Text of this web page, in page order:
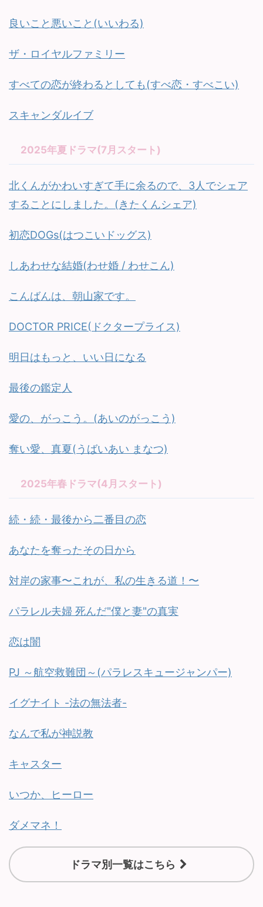
良いこと悪いこと(いいわる)
ザ・ロイヤルファミリー
すべての恋が終わるとしても(すべ恋・すべこい)
スキャンダルイブ
2025年夏ドラマ(7月スタート)
北くんがかわいすぎて手に余るので、3人でシェア
することにしました。(きたくんシェア)
初恋DOGs(はつこいドッグス)
しあわせな結婚(わせ婚 / わせこん)
こんばんは、朝山家です。
DOCTOR PRICE(ドクタープライス)
明日はもっと、いい日になる
最後の鑑定人
愛の、がっこう。(あいのがっこう)
奪い愛、真夏(うばいあい まなつ)
2025年春ドラマ(4月スタート)
続・続・最後から二番目の恋
あなたを奪ったその日から
対岸の家事〜これが、私の生きる道！〜
パラレル夫婦 死んだ"僕と妻"の真実
恋は闇
PJ ～航空救難団～(パラレスキュージャンパー)
イグナイト -法の無法者-
なんで私が神説教
キャスター
いつか、ヒーロー
ダメマネ！
ドラマ別一覧はこちら